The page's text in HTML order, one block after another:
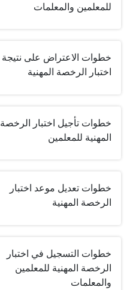
للمعلمين والمعلمات
خطوات الاعتراض على نتيجة
اختبار الرخصة المهنية
خطوات تأجيل اختبار الرخصة
المهنية للمعلمين
خطوات تعديل موعد اختبار
الرخصة المهنية
خطوات التسجيل في اختبار
الرخصة المهنية للمعلمين
والمعلمات